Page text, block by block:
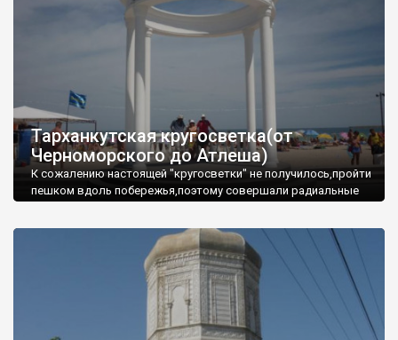
Тарханкутская кругосветка(от
Черноморского до Атлеша)
К сожалению настоящей "кругосветки" не получилось,пройти
пешком вдоль побережья,поэтому совершали радиальные